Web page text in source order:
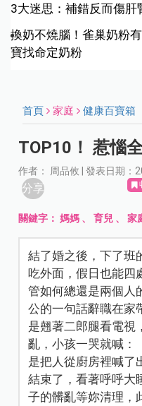
3大迷思：補錯反而傷肝
換奶不燒腦！雀巢奶粉
寶找命定奶粉
首頁 家庭 健康百寶箱
TOP10！ 惹惱
作者： 周品攸 | 發表日期：
分享
關鍵字：媽媽 、育兒 、家
結了婚之後，下了班
吃外面，假日也能四
管如何總還是兩個人
公的一句話辭職在家
是翹著二郎腿看電視
亂，小孩一哭就喊：
是把人從廚房裡喊了
結束了，看著呼呼大
子的髒亂等妳清理，